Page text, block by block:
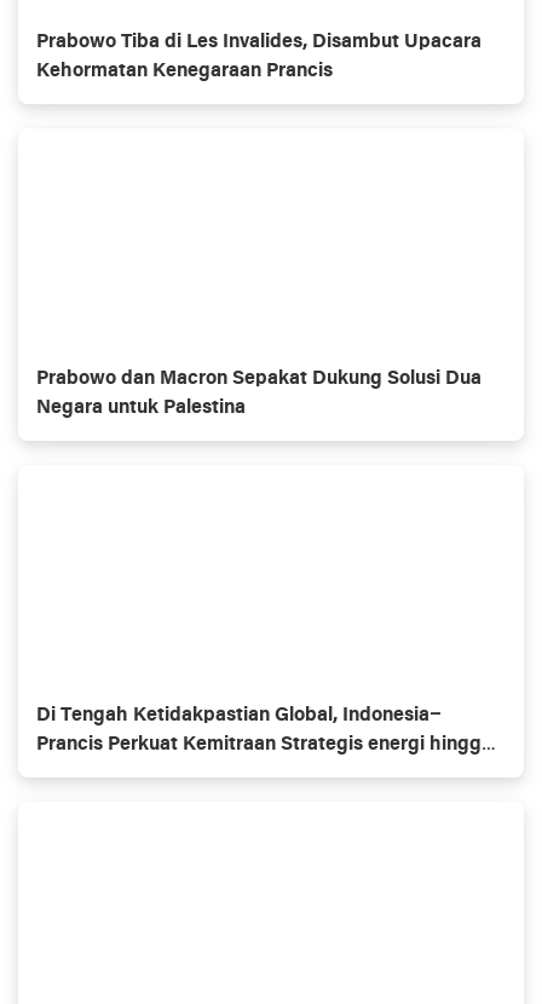
Prabowo Tiba di Les Invalides, Disambut Upacara
Kehormatan Kenegaraan Prancis
Prabowo dan Macron Sepakat Dukung Solusi Dua
Negara untuk Palestina
Di Tengah Ketidakpastian Global, Indonesia–
Prancis Perkuat Kemitraan Strategis energi hingga
pendidikan